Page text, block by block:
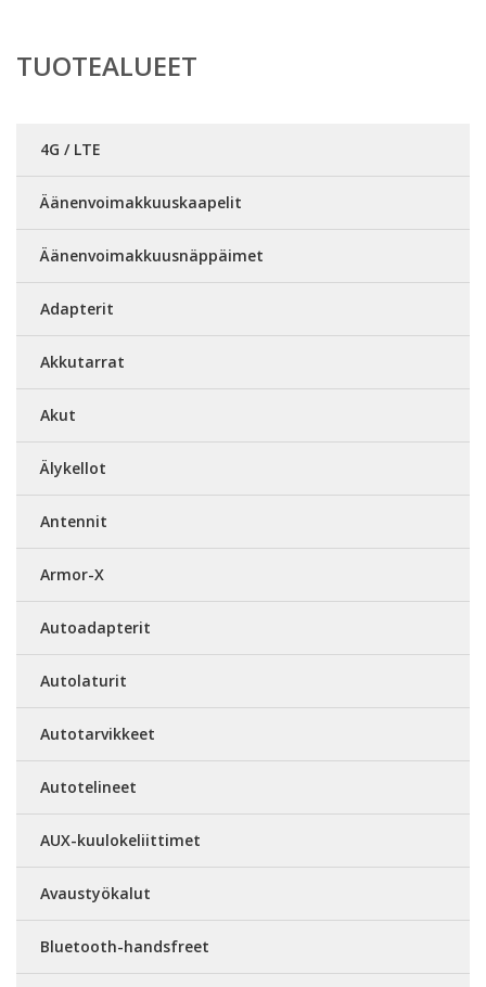
TUOTEALUEET
4G / LTE
Äänenvoimakkuuskaapelit
Äänenvoimakkuusnäppäimet
Adapterit
Akkutarrat
Akut
Älykellot
Antennit
Armor-X
Autoadapterit
Autolaturit
Autotarvikkeet
Autotelineet
AUX-kuulokeliittimet
Avaustyökalut
Bluetooth-handsfreet